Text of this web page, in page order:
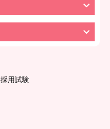
採用試験